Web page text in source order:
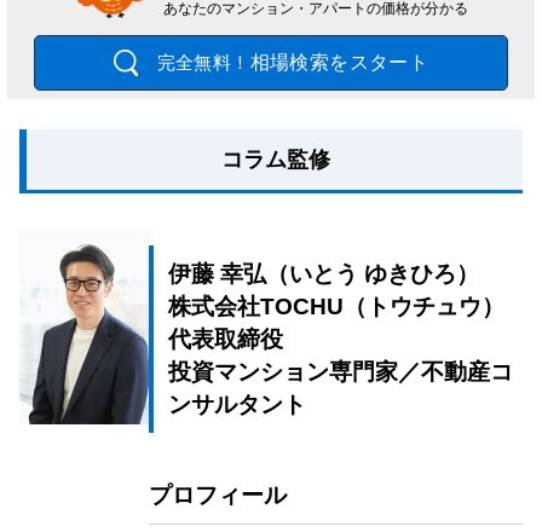
あなたのマンション・アパートの価格が分かる
完全無料！ 相場検索をスタート
コラム監修
伊藤 幸弘（いとう ゆきひろ）
株式会社TOCHU（トウチュウ）
代表取締役
投資マンション専門家／不動産コ
ンサルタント
プロフィール